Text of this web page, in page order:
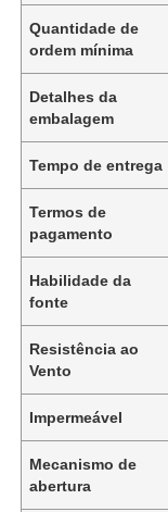
Quantidade de
ordem mínima
Detalhes da
embalagem
Tempo de entrega
Termos de
pagamento
Habilidade da
fonte
Resistência ao
Vento
Impermeável
Mecanismo de
abertura